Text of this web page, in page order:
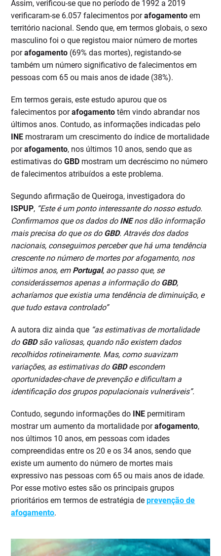
Assim, verificou-se que no período de 1992 a 2019
verificaram-se 6.057 falecimentos porafogamento em
território nacional. Sendo que, em termos globais, o sexo
masculino foi o que registou maior número de mortes
porafogamento (69% das mortes), registando-se
também um número significativo de falecimentos em
pessoas com 65 ou mais anos de idade (38%).
Em termos gerais, este estudo apurou que os
falecimentos porafogamento têm vindo abrandar nos
últimos anos. Contudo, as informações indicadas pelo
INE mostraram um crescimento do índice de mortalidade
porafogamento, nos últimos 10 anos, sendo que as
estimativas doGBD mostram um decréscimo no número
de falecimentos atribuídos a este problema.
Segundo afirmação de Queiroga, investigadora do
ISPUP, “Este é um ponto interessante do nosso estudo.
Confirmamos que os dados do INEnos dão informação
mais precisa do que os do GBD. Através dos dados
nacionais, conseguimos perceber que há uma tendência
crescente no número de mortes por afogamento, nos
últimos anos, em Portugal, ao passo que, se
considerássemos apenas a informação do GBD,
acharíamos que existia uma tendência de diminuição, e
que tudo estava controlado”
A autora diz ainda que “as estimativas de mortalidade
do GBDsão valiosas, quando não existem dados
recolhidos rotineiramente. Mas, como suavizam
variações, as estimativas do GBDescondem
oportunidades-chave de prevenção e dificultam a
identificação dos grupos populacionais vulneráveis”.
Contudo, segundo informações do INE permitiram
mostrar um aumento da mortalidade porafogamento,
nos últimos 10 anos, em pessoas com idades
compreendidas entre os 20 e os 34 anos, sendo que
existe um aumento do número de mortes mais
expressivo nas pessoas com 65 ou mais anos de idade.
Por esse motivo estes são os principais grupos
prioritários em termos de estratégia deprevenção de
afogamento.